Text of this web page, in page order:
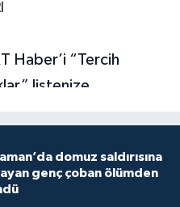
domuz saldırısına
genç çoban ölümden